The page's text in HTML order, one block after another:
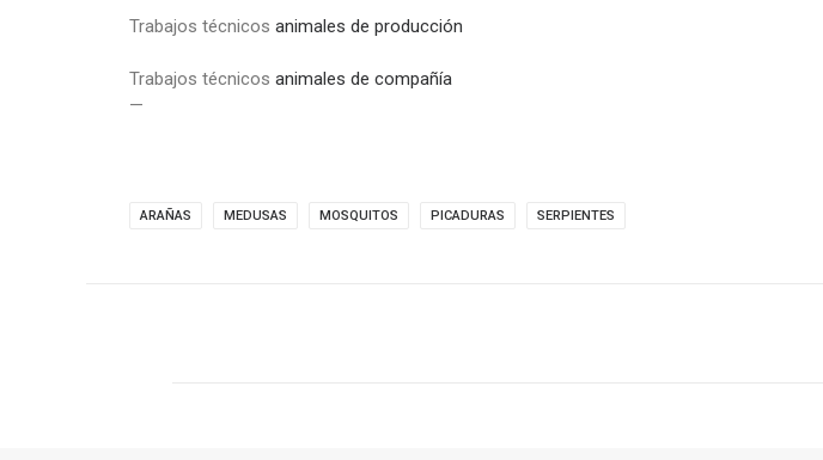
Trabajos técnicos animales de producción
Trabajos técnicos animales de compañía
—
ARAÑAS MEDUSAS MOSQUITOS PICADURAS SERPIENTES